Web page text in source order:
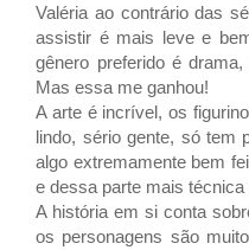
Valéria ao contrário das
assistir é mais leve e
gênero preferido é
Mas essa me ganhou!
A arte é incrível, os
lindo, sério gente, só tem
algo extremamente bem
e dessa parte mais
A história em si conta
os personagens são